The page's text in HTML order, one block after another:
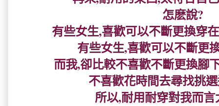
怎麽說?
有些女生,喜歡可以不斷更換穿
有些女生,喜歡可以不斷更
而我,卻比較不喜歡不斷更換腳
不喜歡花時間去尋找挑
所以,耐用耐穿對我而言